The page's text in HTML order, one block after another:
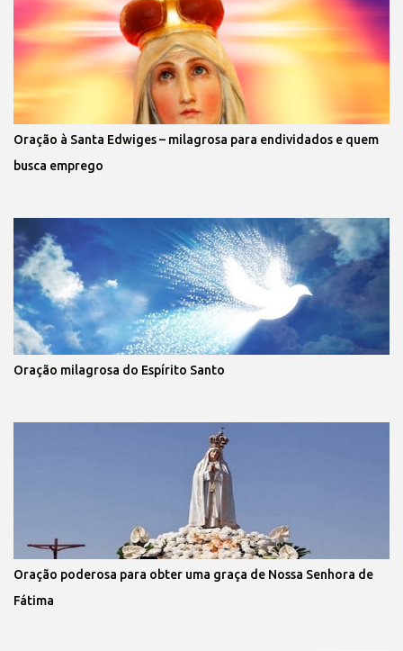
Oração à Santa Edwiges – milagrosa para endividados e quem
busca emprego
Oração milagrosa do Espírito Santo
Oração poderosa para obter uma graça de Nossa Senhora de
Fátima